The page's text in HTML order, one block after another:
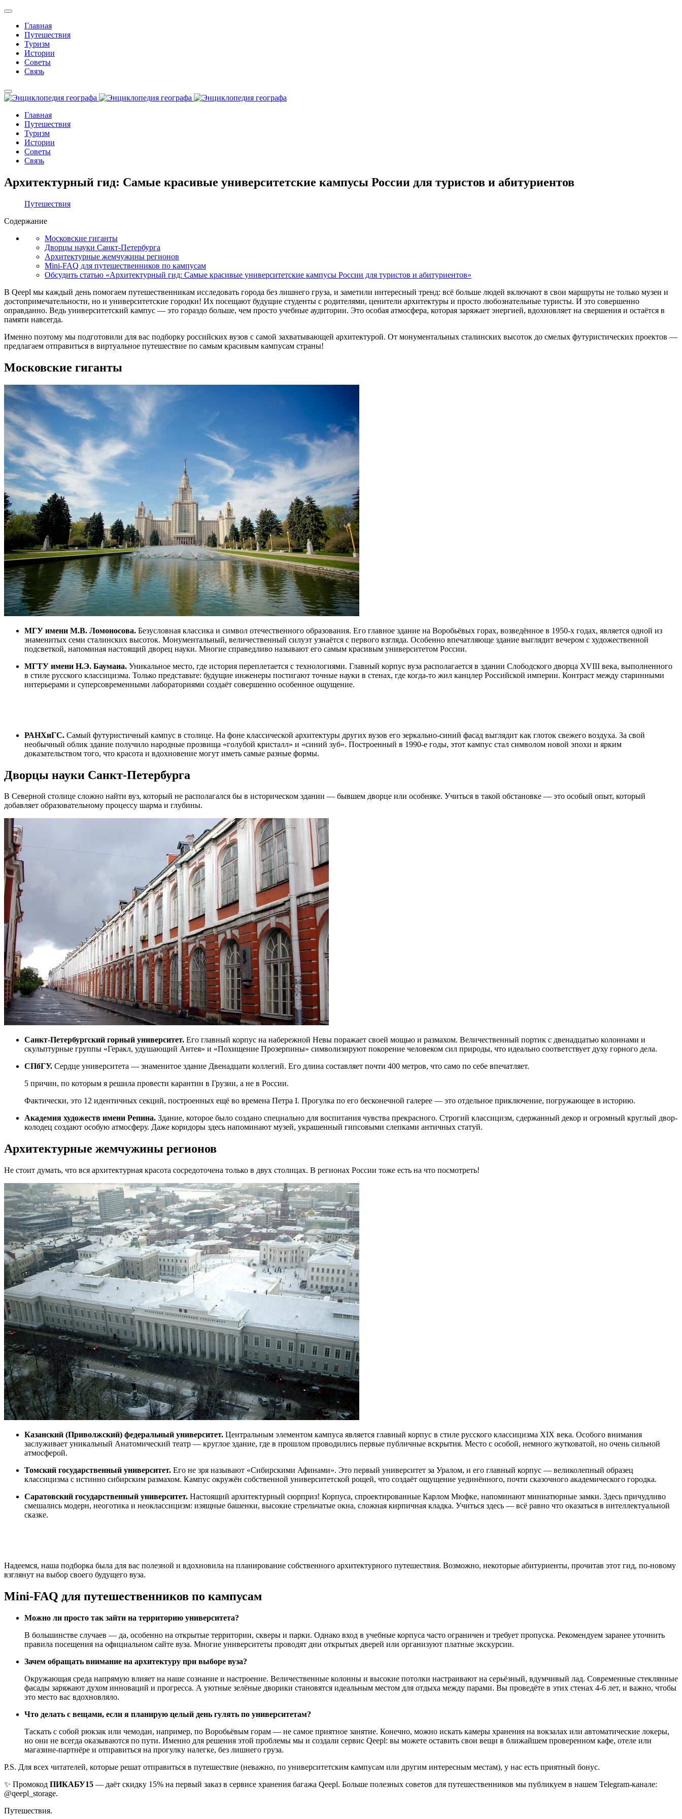
Главная
Путешествия
Туризм
Истории
Советы
Связь
Главная
Путешествия
Туризм
Истории
Советы
Связь
Архитектурный гид: Самые красивые университетские кампусы России для туристов и абитуриентов
Путешествия
Содержание
Московские гиганты
Дворцы науки Санкт-Петербурга
Архитектурные жемчужины регионов
Mini-FAQ для путешественников по кампусам
Обсудить статью «Архитектурный гид: Самые красивые университетские кампусы России для туристов и абитуриентов»
В Qeepl мы каждый день помогаем путешественникам исследовать города без лишнего груза, и заметили интересный тренд: всё больше людей включают в свои маршруты не только музеи и
достопримечательности, но и университетские городки! Их посещают будущие студенты с родителями, ценители архитектуры и просто любознательные туристы. И это совершенно
оправданно. Ведь университетский кампус — это гораздо больше, чем просто учебные аудитории. Это особая атмосфера, которая заряжает энергией, вдохновляет на свершения и остаётся в
памяти навсегда.
Именно поэтому мы подготовили для вас подборку российских вузов с самой захватывающей архитектурой. От монументальных сталинских высоток до смелых футуристических проектов —
предлагаем отправиться в виртуальное путешествие по самым красивым кампусам страны!
Московские гиганты
МГУ имени М.В. Ломоносова. Безусловная классика и символ отечественного образования. Его главное здание на Воробьёвых горах, возведённое в 1950-х годах, является одной из
знаменитых семи сталинских высоток. Монументальный, величественный силуэт узнаётся с первого взгляда. Особенно впечатляюще здание выглядит вечером с художественной
подсветкой, напоминая настоящий дворец науки. Многие справедливо называют его самым красивым университетом России.
МГТУ имени Н.Э. Баумана. Уникальное место, где история переплетается с технологиями. Главный корпус вуза располагается в здании Слободского дворца XVIII века, выполненного
в стиле русского классицизма. Только представьте: будущие инженеры постигают точные науки в стенах, где когда-то жил канцлер Российской империи. Контраст между старинными
интерьерами и суперсовременными лабораториями создаёт совершенно особенное ощущение.
РАНХиГС. Самый футуристичный кампус в столице. На фоне классической архитектуры других вузов его зеркально-синий фасад выглядит как глоток свежего воздуха. За свой
необычный облик здание получило народные прозвища «голубой кристалл» и «синий зуб». Построенный в 1990-е годы, этот кампус стал символом новой эпохи и ярким
доказательством того, что красота и вдохновение могут иметь самые разные формы.
Дворцы науки Санкт-Петербурга
В Северной столице сложно найти вуз, который не располагался бы в историческом здании — бывшем дворце или особняке. Учиться в такой обстановке — это особый опыт, который
добавляет образовательному процессу шарма и глубины.
Санкт-Петербургский горный университет. Его главный корпус на набережной Невы поражает своей мощью и размахом. Величественный портик с двенадцатью колоннами и
скульптурные группы «Геракл, удушающий Антея» и «Похищение Прозерпины» символизируют покорение человеком сил природы, что идеально соответствует духу горного дела.
СПбГУ. Сердце университета — знаменитое здание Двенадцати коллегий. Его длина составляет почти 400 метров, что само по себе впечатляет.
5 причин, по которым я решила провести карантин в Грузии, а не в России.
Фактически, это 12 идентичных секций, построенных ещё во времена Петра I. Прогулка по его бесконечной галерее — это отдельное приключение, погружающее в историю.
Академия художеств имени Репина. Здание, которое было создано специально для воспитания чувства прекрасного. Строгий классицизм, сдержанный декор и огромный круглый двор-
колодец создают особую атмосферу. Даже коридоры здесь напоминают музей, украшенный гипсовыми слепками античных статуй.
Архитектурные жемчужины регионов
Не стоит думать, что вся архитектурная красота сосредоточена только в двух столицах. В регионах России тоже есть на что посмотреть!
Казанский (Приволжский) федеральный университет. Центральным элементом кампуса является главный корпус в стиле русского классицизма XIX века. Особого внимания
заслуживает уникальный Анатомический театр — круглое здание, где в прошлом проводились первые публичные вскрытия. Место с особой, немного жутковатой, но очень сильной
атмосферой.
Томский государственный университет. Его не зря называют «Сибирскими Афинами». Это первый университет за Уралом, и его главный корпус — великолепный образец
классицизма с истинно сибирским размахом. Кампус окружён собственной университетской рощей, что создаёт ощущение уединённого, почти сказочного академического городка.
Саратовский государственный университет. Настоящий архитектурный сюрприз! Корпуса, спроектированные Карлом Мюфке, напоминают миниатюрные замки. Здесь причудливо
смешались модерн, неоготика и неоклассицизм: изящные башенки, высокие стрельчатые окна, сложная кирпичная кладка. Учиться здесь — всё равно что оказаться в интеллектуальной
сказке.
Надеемся, наша подборка была для вас полезной и вдохновила на планирование собственного архитектурного путешествия. Возможно, некоторые абитуриенты, прочитав этот гид, по-новому
взглянут на выбор своего будущего вуза.
Mini-FAQ для путешественников по кампусам
Можно ли просто так зайти на территорию университета?
В большинстве случаев — да, особенно на открытые территории, скверы и парки. Однако вход в учебные корпуса часто ограничен и требует пропуска. Рекомендуем заранее уточнить
правила посещения на официальном сайте вуза. Многие университеты проводят дни открытых дверей или организуют платные экскурсии.
Зачем обращать внимание на архитектуру при выборе вуза?
Окружающая среда напрямую влияет на наше сознание и настроение. Величественные колонны и высокие потолки настраивают на серьёзный, вдумчивый лад. Современные стеклянные
фасады заряжают духом инноваций и прогресса. А уютные зелёные дворики становятся идеальным местом для отдыха между парами. Вы проведёте в этих стенах 4-6 лет, и важно, чтобы
это место вас вдохновляло.
Что делать с вещами, если я планирую целый день гулять по университетам?
Таскать с собой рюкзак или чемодан, например, по Воробьёвым горам — не самое приятное занятие. Конечно, можно искать камеры хранения на вокзалах или автоматические локеры,
но они не всегда оказываются по пути. Именно для решения этой проблемы мы и создали сервис Qeepl: вы можете оставить свои вещи в ближайшем проверенном кафе, отеле или
магазине-партнёре и отправиться на прогулку налегке, без лишнего груза.
P.S. Для всех читателей, которые решат отправиться в путешествие (неважно, по университетским кампусам или другим интересным местам), у нас есть приятный бонус.
✨ Промокод ПИКАБУ15 — даёт скидку 15% на первый заказ в сервисе хранения багажа Qeepl. Больше полезных советов для путешественников мы публикуем в нашем Telegram-канале:
@qeepl_storage.
Путешествия.